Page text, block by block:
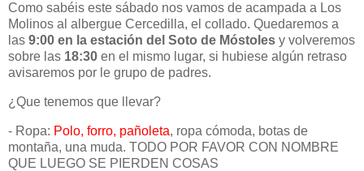
Como sabéis este sábado nos vamos de acampada a Los
Molinos al albergue Cercedilla, el collado. Quedaremos a
las 9:00 en la estación del Soto de Móstoles y volveremos
sobre las 18:30 en el mismo lugar, si hubiese algún retraso
avisaremos por le grupo de padres.
¿Que tenemos que llevar?
- Ropa: Polo, forro, pañoleta, ropa cómoda, botas de
montaña, una muda. TODO POR FAVOR CON NOMBRE
QUE LUEGO SE PIERDEN COSAS